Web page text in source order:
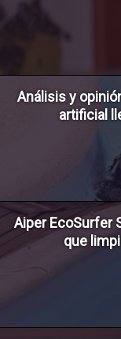
Análisis y
artificial
Aiper EcoSurfer
que